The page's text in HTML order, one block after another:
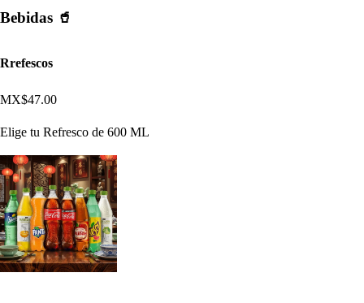
Bebidas 🥤
Rrefescos
MX$47.00
Elige tu Refresco de 600 ML